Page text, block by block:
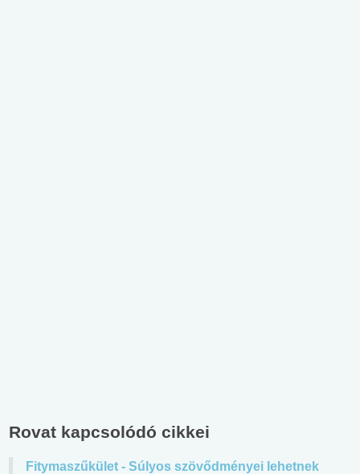
Rovat kapcsolódó cikkei
Fitymaszűkület - Súlyos szövődményei lehetnek